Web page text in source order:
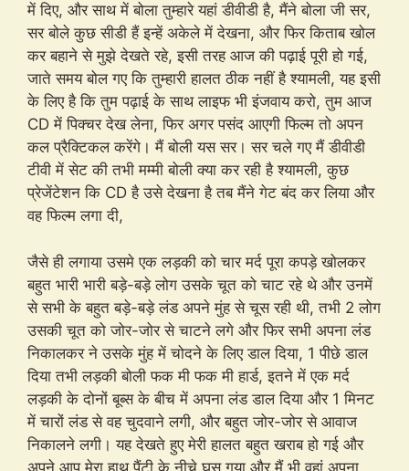
में दिए, और साथ में बोला तुम्हारे यहां डीवीडी है, मैंने बोला जी सर,
सर बोले कुछ सीडी हैं इन्हें अकेले में देखना, और फिर किताब खोल
कर बहाने से मुझे देखते रहे, इसी तरह आज की पढ़ाई पूरी हो गई,
जाते समय बोल गए कि तुम्हारी हालत ठीक नहीं है श्यामली, यह इसी
के लिए है कि तुम पढ़ाई के साथ लाइफ भी इंजवाय करो, तुम आज
CD में पिक्चर देख लेना, फिर अगर पसंद आएगी फिल्म तो अपन
कल प्रैक्टिकल करेंगे। मैं बोली यस सर। सर चले गए मैं डीवीडी
टीवी में सेट की तभी मम्मी बोली क्या कर रही है श्यामली, कुछ
प्रेजेंटेशन कि CD है उसे देखना है तब मैंने गेट बंद कर लिया और
वह फिल्म लगा दी,
जैसे ही लगाया उसमे एक लड़की को चार मर्द पूरा कपड़े खोलकर
बहुत भारी भारी बड़े-बड़े लोग उसके चूत को चाट रहे थे और उनमें
से सभी के बहुत बड़े-बड़े लंड अपने मुंह से चूस रही थी, तभी 2 लोग
उसकी चूत को जोर-जोर से चाटने लगे और फिर सभी अपना लंड
निकालकर ने उसके मुंह में चोदने के लिए डाल दिया, 1 पीछे डाल
दिया तभी लड़की बोली फक मी फक मी हार्ड, इतने में एक मर्द
लड़की के दोनों बूब्स के बीच में अपना लंड डाल दिया और 1 मिनट
में चारों लंड से वह चुदवाने लगी, और बहुत जोर-जोर से आवाज
निकालने लगी। यह देखते हुए मेरी हालत बहुत खराब हो गई और
अपने आप मेरा हाथ पैंटी के नीचे घुस गया और मैं भी वहां अपना